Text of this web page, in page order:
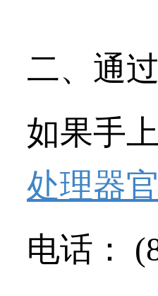
二、通
如果手
处理器
电话：